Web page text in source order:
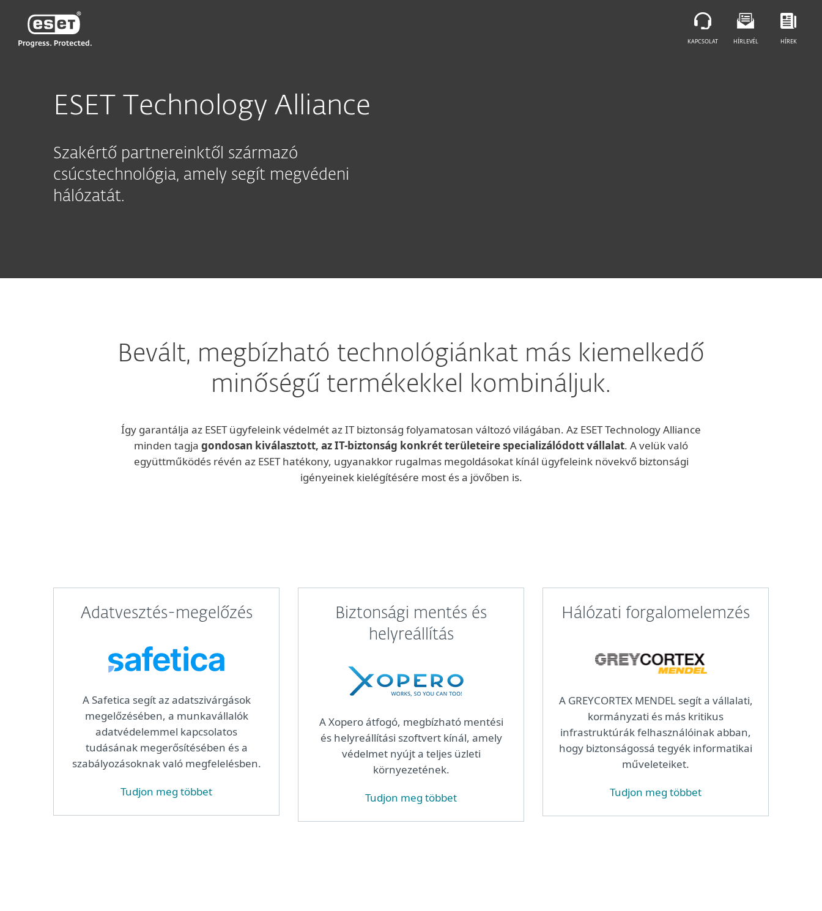
ESET Technology Alliance
Szakértő partnereinktől származó
csúcstechnológia, amely segít megvédeni
hálózatát.
Bevált, megbízható technológiánkat más kiemelkedő
minőségű termékekkel kombináljuk.
Így garantálja az ESET ügyfeleink védelmét az IT biztonság folyamatosan változó világában. Az ESET Technology Alliance
minden tagja gondosan kiválasztott, az IT-biztonság konkrét területeire specializálódott vállalat. A velük való
együttműködés révén az ESET hatékony, ugyanakkor rugalmas megoldásokat kínál ügyfeleink növekvő biztonsági
igényeinek kielégítésére most és a jövőben is.
Adatvesztés-megelőzés
A Safetica segít az adatszivárgások
megelőzésében, a munkavállalók
adatvédelemmel kapcsolatos
tudásának megerősítésében és a
szabályozásoknak való megfelelésben.
Tudjon meg többet
Biztonsági mentés és
helyreállítás
A Xopero átfogó, megbízható mentési
és helyreállítási szoftvert kínál, amely
védelmet nyújt a teljes üzleti
környezetének.
Tudjon meg többet
Hálózati forgalomelemzés
A GREYCORTEX MENDEL segít a vállalati,
kormányzati és más kritikus
infrastruktúrák felhasználóinak abban,
hogy biztonságossá tegyék informatikai
műveleteiket.
Tudjon meg többet
HU Vállalati BECOME A PARTNER
ESET
KAPCSOLAT HÍRLEVÉL HÍREK